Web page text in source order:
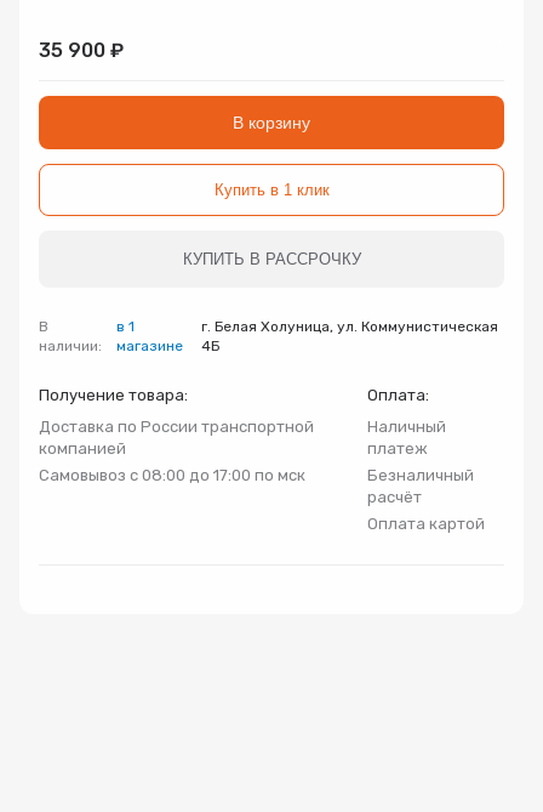
Запчасти
Инсталляции
Крепеж
35 900 ₽
В корзину
Купить в 1 клик
КУПИТЬ В РАССРОЧКУ
В
наличии:
в 1
магазине
г. Белая Холуница, ул. Коммунистическая
4Б
Получение товара:
Доставка по России транспортной
компанией
Самовывоз с 08:00 до 17:00 по мск
Оплата:
Наличный
платеж
Безналичный
расчёт
Оплата картой
соглашение и Политику конфиденциальности.
Товар
Нажимая «Купить», вы принимаете
пользовательское соглашениеиполитику
конфиденциальности
Товар
Нажимая «Заказать», вы принимаете
пользовательское соглашениеиполитику
конфиденциальности
Товар
Нажимая «Оформить», вы принимаете
пользовательское соглашениеиполитику
конфиденциальности